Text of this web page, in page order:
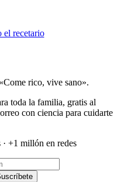
el recetario
rico, vive sano».
toda la familia, gratis al
con ciencia para cuidarte
+1 millón en redes